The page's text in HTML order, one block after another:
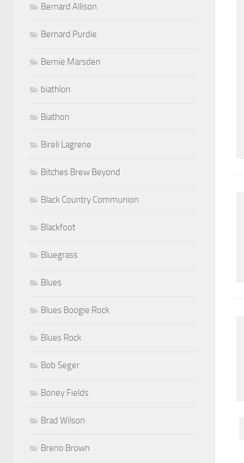
Bernard Allison
Bernard Purdie
Bernie Marsden
biathlon
Biathon
Bireli Lagrene
Bitches Brew Beyond
Black Country Communion
Blackfoot
Bluegrass
Blues
Blues Boogie Rock
Blues Rock
Bob Seger
Boney Fields
Brad Wilson
Breno Brown